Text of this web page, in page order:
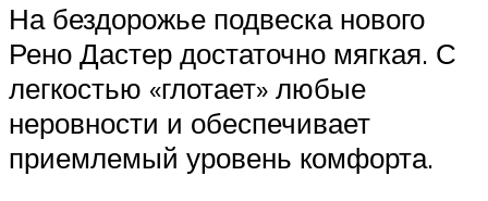
На бездорожье подвеска нового
Рено Дастер достаточно мягкая. С
легкостью «глотает» любые
неровности и обеспечивает
приемлемый уровень комфорта.